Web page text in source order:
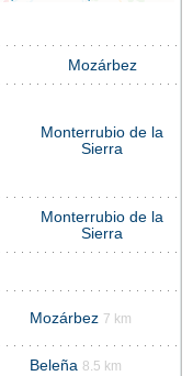
Mozárbez
Monterrubio de la
Sierra
Monterrubio de la
Sierra
Mozárbez 7 km
Beleña 8.5 km